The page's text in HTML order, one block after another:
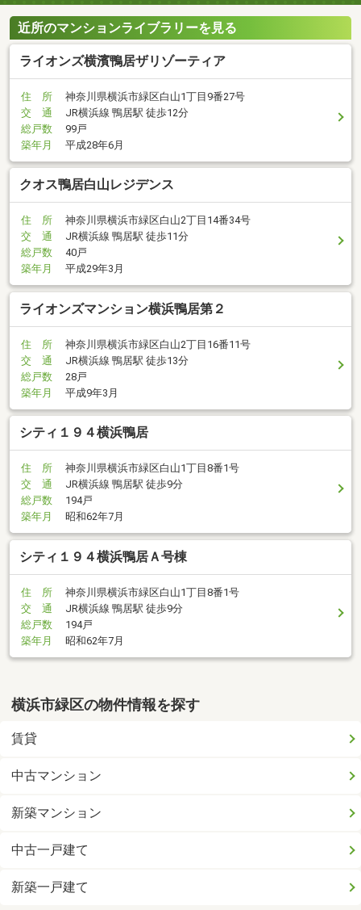
近所のマンションライブラリーを見る
ライオンズ横濱鴨居ザリゾーティア
住 所
神奈川県横浜市緑区白山1丁目9番27号
交 通
JR横浜線 鴨居駅 徒歩12分
総戸数
99戸
築年月
平成28年6月
クオス鴨居白山レジデンス
住 所
神奈川県横浜市緑区白山2丁目14番34号
交 通
JR横浜線 鴨居駅 徒歩11分
総戸数
40戸
築年月
平成29年3月
ライオンズマンション横浜鴨居第２
住 所
神奈川県横浜市緑区白山2丁目16番11号
交 通
JR横浜線 鴨居駅 徒歩13分
総戸数
28戸
築年月
平成9年3月
シティ１９４横浜鴨居
住 所
神奈川県横浜市緑区白山1丁目8番1号
交 通
JR横浜線 鴨居駅 徒歩9分
総戸数
194戸
築年月
昭和62年7月
シティ１９４横浜鴨居Ａ号棟
住 所
神奈川県横浜市緑区白山1丁目8番1号
交 通
JR横浜線 鴨居駅 徒歩9分
総戸数
194戸
築年月
昭和62年7月
横浜市緑区の物件情報を探す
賃貸
中古マンション
新築マンション
中古一戸建て
新築一戸建て